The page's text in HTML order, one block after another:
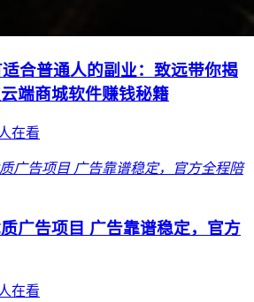
合普通人的副业：致远带你揭
端商城软件赚钱秘籍
在看
广告项目 广告靠谱稳定，官方
在看